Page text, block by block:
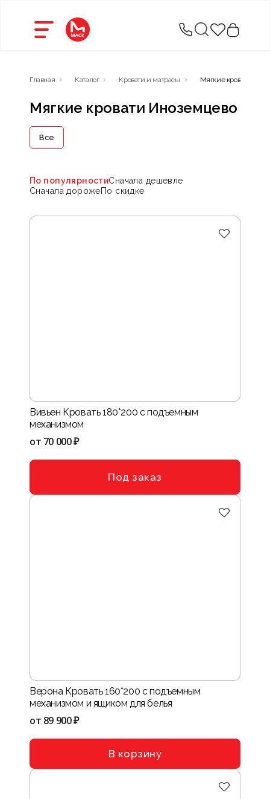
Главная Каталог Кровати и матрасы Мягкие кровати
Мягкие кровати Иноземцево
Все
По популярностиСначала дешевле
Сначала дорожеПо скидке
Вивьен Кровать 180*200 с подъемным
механизмом
от 70 000 ₽
Под заказ
Верона Кровать 160*200 с подъемным
механизмом и ящиком для белья
от 89 900 ₽
В корзину